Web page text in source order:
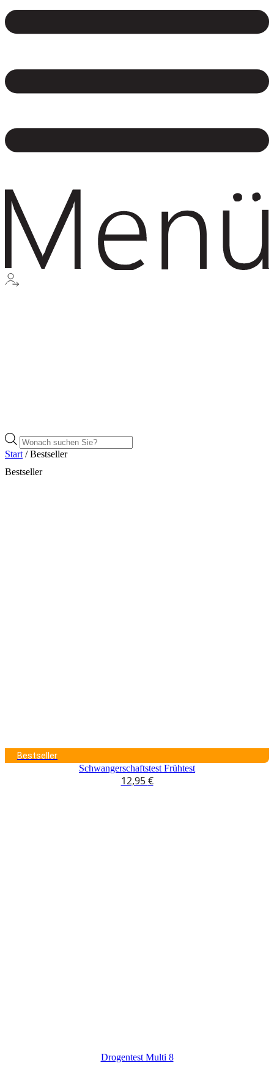
Products
search
Start / Bestseller
Bestseller
Bestseller
Schwangerschaftstest Frühtest
12,95€
Drogentest Multi 8